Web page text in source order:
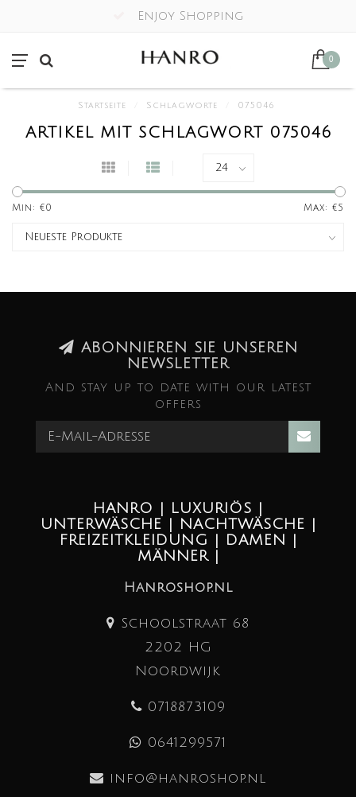
Enjoy Shopping
0
Startseite Schlagworte 075046
ARTIKEL MIT SCHLAGWORT 075046
Min: €0 Max: €5
ABONNIEREN SIE UNSEREN
NEWSLETTER
And stay up to date with our latest
offers
HANRO | LUXURIÖS |
UNTERWÄSCHE | NACHTWÄSCHE |
FREIZEITKLEIDUNG | DAMEN |
MÄNNER |
Hanroshop.nl
Schoolstraat 68
2202 HG
Noordwijk
0718873109
0641299571
info@hanroshop.nl